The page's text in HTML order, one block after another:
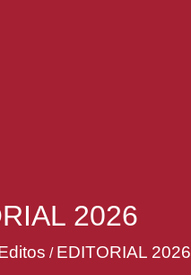
2026
/ EDITORIAL 2026